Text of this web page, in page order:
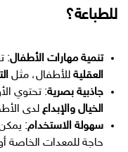
للطباعة؟
تنمية مهارات الأطفال:
العقلية للأطفال، مثل
جاذبية بصرية: تحتوي
الخيال والإبداع لدى
سهولة الاستخدام:
حاجة للمعدات الخاصة